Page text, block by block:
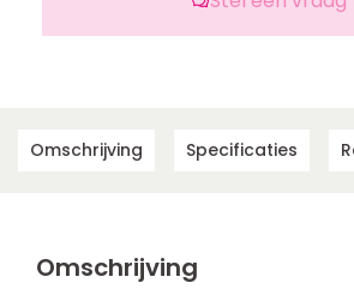
Omschrijving Specificaties
Omschrijving